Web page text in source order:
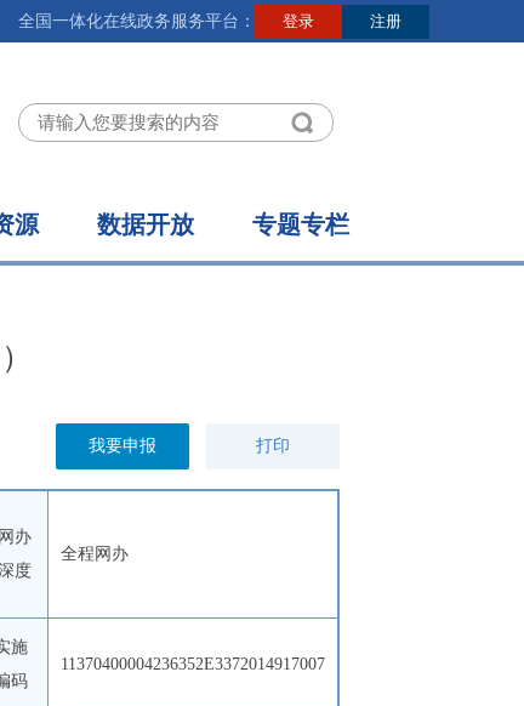
全国一体化在线政务服务平台：
源 数据开放 专题专栏
我要申报 打印
网办
度
全程网办
施
码
11370400004236352E3372014917007